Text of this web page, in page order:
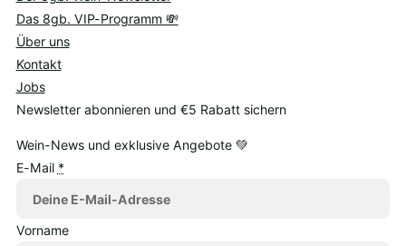
Das 8gb. VIP-Programm 💸
Über uns
Kontakt
Jobs
Newsletter abonnieren und €5 Rabatt sichern
Wein-News und exklusive Angebote 💚
E-Mail *
Vorname